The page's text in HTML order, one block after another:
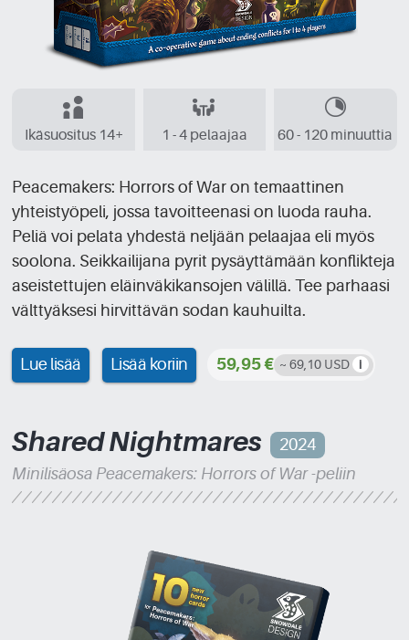
Ikäsuositus 14+ 1 - 4 pelaajaa 60 - 120 minuuttia
Peacemakers: Horrors of War on temaattinen
yhteistyöpeli, jossa tavoitteenasi on luoda rauha.
Peliä voi pelata yhdestä neljään pelaajaa eli myös
soolona. Seikkailijana pyrit pysäyttämään konflikteja
aseistettujen eläinväkikansojen välillä. Tee parhaasi
välttyäksesi hirvittävän sodan kauhuilta.
Lue lisää Lisää koriin 59,95 € ~ 69,10 USD
Shared Nightmares
2024
Minilisäosa Peacemakers: Horrors of War -peliin